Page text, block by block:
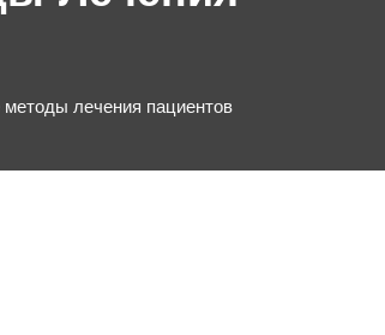
лечения пациентов